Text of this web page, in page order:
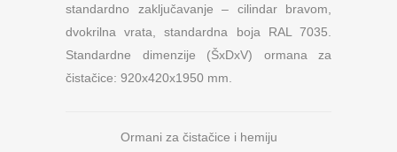
standardno zaključavanje – cilindar bravom,
dvokrilna vrata, standardna boja RAL 7035.
Standardne dimenzije (ŠxDxV) ormana za
čistačice: 920x420x1950 mm.
Ormani za čistačice i hemiju